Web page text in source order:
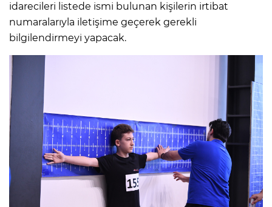
idarecileri listede ismi bulunan kişilerin irtibat
numaralarıyla iletişime geçerek gerekli
bilgilendirmeyi yapacak.